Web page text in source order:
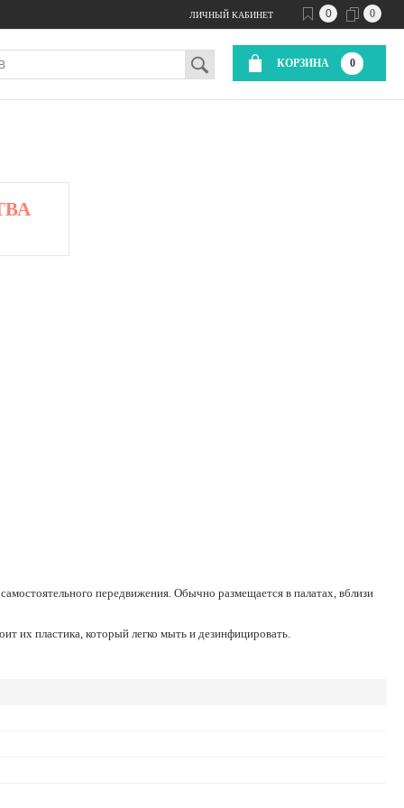
0 0
ЛИЧНЫЙ КАБИНЕТ
КОРЗИНА 0
их пластика, который легко мыть и дезинфицировать.